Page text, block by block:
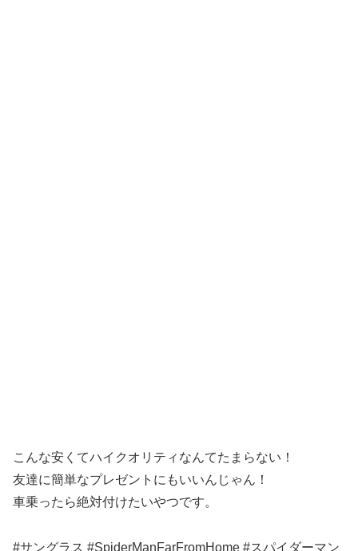
こんな安くてハイクオリティなんてたまらない！
友達に簡単なプレゼントにもいいんじゃん！
車乗ったら絶対付けたいやつです。
#サングラス #SpiderManFarFromHome #スパイダーマン